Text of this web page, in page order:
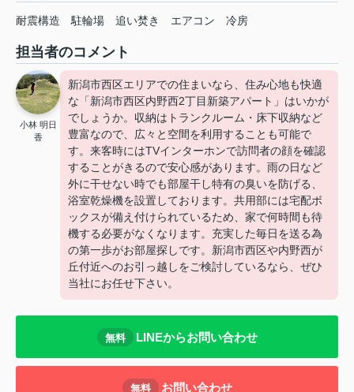
耐震構造 駐輪場 追い焚き エアコン 冷房
担当者のコメント
小林 明日
香
新潟市西区エリアでの住まいなら、住み心地も快適
な「新潟市西区内野西2丁目新築アパート」はいかが
でしょうか。収納はトランクルーム・床下収納など
豊富なので、広々と空間を利用することも可能で
す。来客時にはTVインターホンで訪問者の顔を確認
することがきるので安心感があります。雨の日など
外に干せない時でも部屋干し特有の臭いを防げる、
浴室乾燥機を設置しております。共用部には宅配ボ
ックスが備え付けられているため、家で何時間も待
機する必要がなくなります。充実した毎日を送る為
の第一歩がお部屋探しです。新潟市西区や内野西が
丘付近へのお引っ越しをご検討しているなら、ぜひ
当社にお任せ下さい。
無料 LINEからお問い合わせ
無料 お問い合わせ